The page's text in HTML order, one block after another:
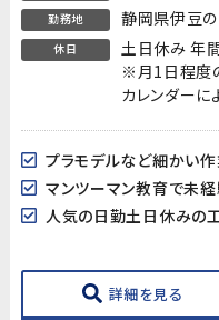
勤務地 静岡県伊豆
休日
土日休み 年
※月1日程度
カレンダーに
プラモデルなど細かい
マンツーマン教育で未経
人気の日勤土日休みの
詳細を見る